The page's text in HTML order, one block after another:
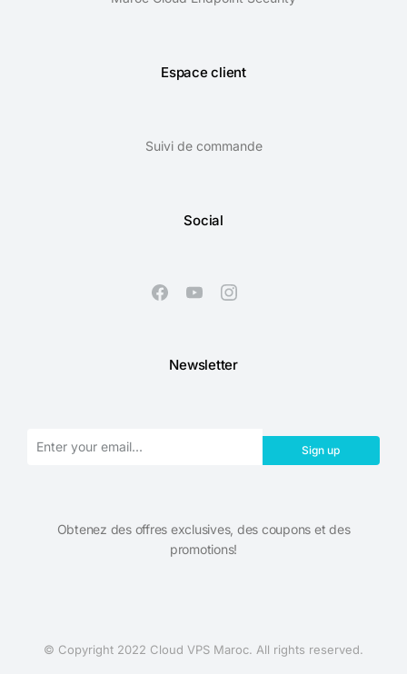
Espace client
Suivi de commande
Social
Newsletter
Sign up
Obtenez des offres exclusives, des coupons et des
promotions!​
© Copyright 2022 Cloud VPS Maroc. All rights reserved.